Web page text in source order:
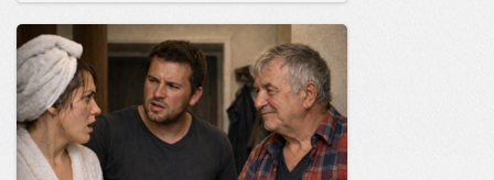
позитива!14:2115 дек 2025